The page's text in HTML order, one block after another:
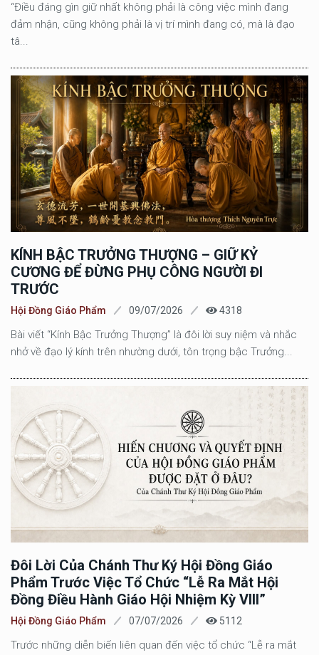
“Điều đáng gìn giữ nhất không phải là công việc mình đang
đảm nhận, cũng không phải là vị trí mình đang có, mà là đạo
tâ...
KÍNH BẬC TRƯỞNG THƯỢNG – GIỮ KỶ
CƯƠNG ĐỂ ĐỪNG PHỤ CÔNG NGƯỜI ĐI
TRƯỚC
Hội Đồng Giáo Phẩm 09/07/2026 4318
Bài viết “Kính Bậc Trưởng Thượng” là đôi lời suy niệm và nhắc
nhở về đạo lý kính trên nhường dưới, tôn trọng bậc Trưởng...
Đôi Lời Của Chánh Thư Ký Hội Đồng Giáo
Phẩm Trước Việc Tổ Chức “Lễ Ra Mắt Hội
Đồng Điều Hành Giáo Hội Nhiệm Kỳ VIII”
Hội Đồng Giáo Phẩm 07/07/2026 5112
Trước những diễn biến liên quan đến việc tổ chức “Lễ ra mắt